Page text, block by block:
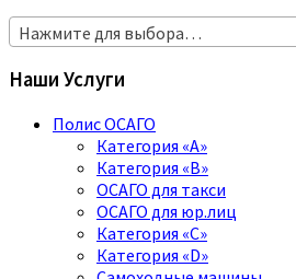
Нажмите для выбора…
Наши Услуги
Полис ОСАГО
Категория «A»
Категория «B»
ОСАГО для такси
ОСАГО для юр.лиц
Категория «C»
Категория «D»